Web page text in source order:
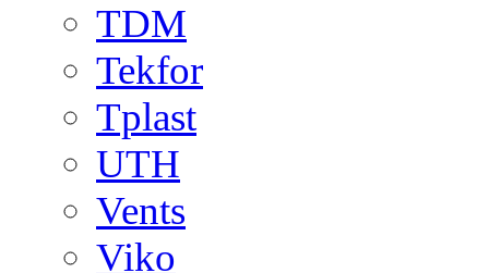
TDM
Tekfor
Tplast
UTH
Vents
Viko